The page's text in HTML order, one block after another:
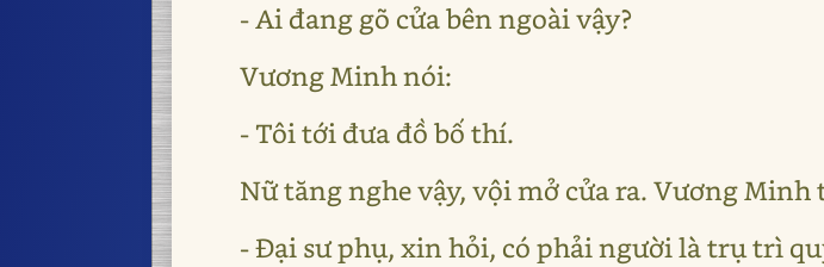
- Ai đang gõ cửa bên ngoài vậy?
Vương Minh nói:
- Tôi tới đưa đồ bố thí.
Nữ tăng nghe vậy, vội mở cửa ra. Vương Minh
- Đại sư phụ, xin hỏi, có phải người là trụ trì